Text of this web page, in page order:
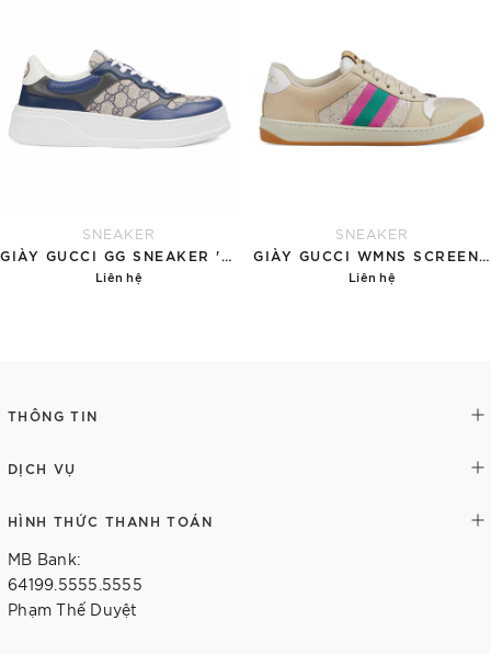
SNEAKER
Liên hệ
SNEAKER
Liên hệ
THÔNG TIN
DỊCH VỤ
HÌNH THỨC THANH TOÁN
MB Bank:
64199.5555.5555
Phạm Thế Duyệt